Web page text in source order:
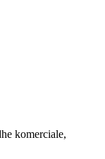
komerciale,